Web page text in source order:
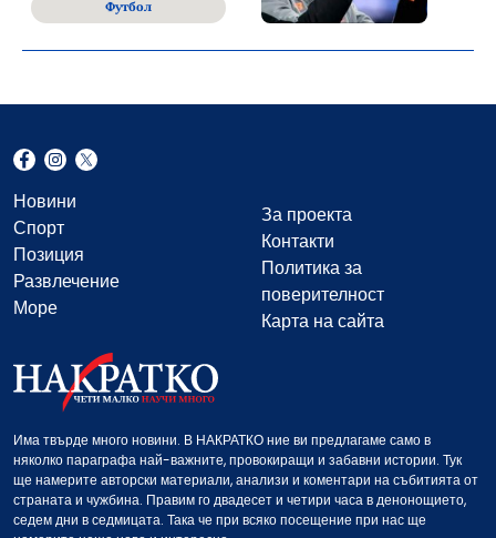
Футбол
Новини
Спорт
Позиция
Развлечение
Море
За проекта
Контакти
Политика за
поверителност
Карта на сайта
Има твърде много новини. В НАКРАТКО ние ви предлагаме само в
няколко параграфа най-важните, провокиращи и забавни истории. Тук
ще намерите авторски материали, анализи и коментари на събитията от
страната и чужбина. Правим го двадесет и четири часа в денонощието,
седем дни в седмицата. Така че при всяко посещение при нас ще